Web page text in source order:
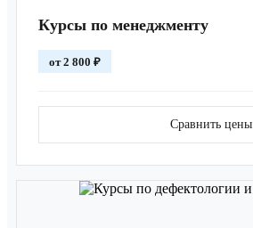
Курсы по менеджменту
от 2 800 ₽
Сравнить цены